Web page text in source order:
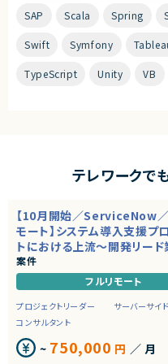
SAP Scala Spring
Swift Symfony
TypeScript Unity VB
テレワークで
【10月開始／ServiceNow／
モート】システム導入支援プ
トにおける上流～開発リード
案件
フルリモート
プロジェクトリーダー
サーバーサイ
コンサルタント
~ 750,000 円 ／ 月